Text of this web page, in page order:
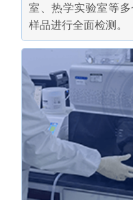
室、热学实验室等
样品进行全面检测。